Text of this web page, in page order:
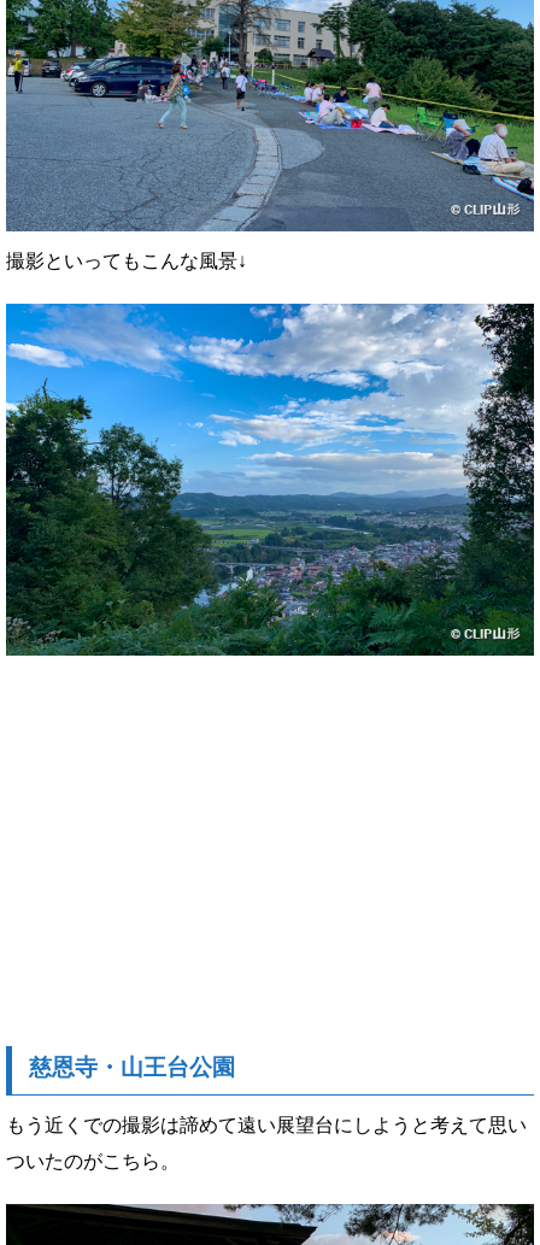
撮影といってもこんな風景↓
慈恩寺・山王台公園
もう近くでの撮影は諦めて遠い展望台にしようと考えて思い
ついたのがこちら。